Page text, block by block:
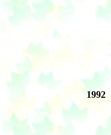
1992